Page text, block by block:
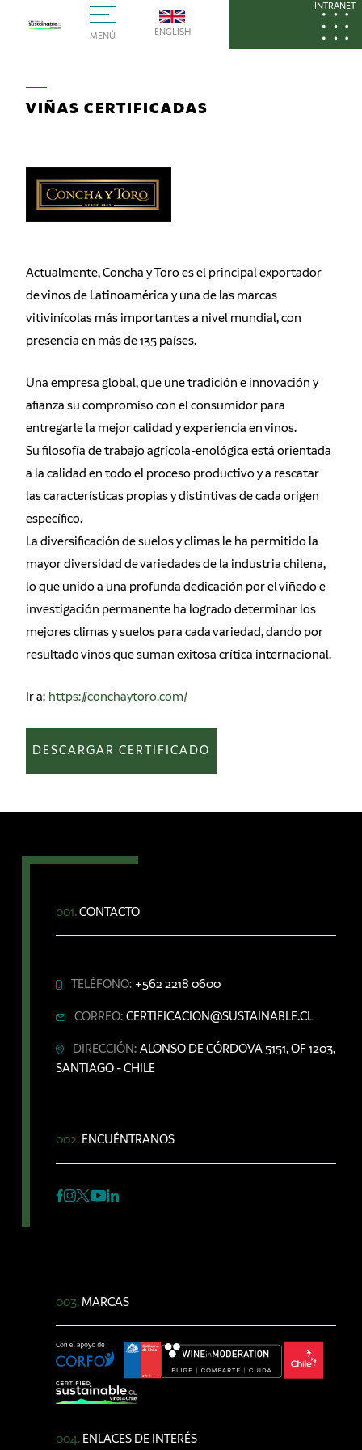
MENÚ ENGLISH
INTRANET
VIÑAS CERTIFICADAS
Actualmente, Concha y Toro es el principal exportador
de vinos de Latinoamérica y una de las marcas
vitivinícolas más importantes a nivel mundial, con
presencia en más de 135 países.
Una empresa global, que une tradición e innovación y
afianza su compromiso con el consumidor para
entregarle la mejor calidad y experiencia en vinos.
Su filosofía de trabajo agrícola-enológica está orientada
a la calidad en todo el proceso productivo y a rescatar
las características propias y distintivas de cada origen
específico.
La diversificación de suelos y climas le ha permitido la
mayor diversidad de variedades de la industria chilena,
lo que unido a una profunda dedicación por el viñedo e
investigación permanente ha logrado determinar los
mejores climas y suelos para cada variedad, dando por
resultado vinos que suman exitosa crítica internacional.
Ir a: https://conchaytoro.com/
DESCARGAR CERTIFICADO
001.CONTACTO
TELÉFONO: +562 2218 0600
CORREO: CERTIFICACION@SUSTAINABLE.CL
DIRECCIÓN: ALONSO DE CÓRDOVA 5151, OF 1203,
SANTIAGO - CHILE
002. ENCUÉNTRANOS
003. MARCAS
004. ENLACES DE INTERÉS